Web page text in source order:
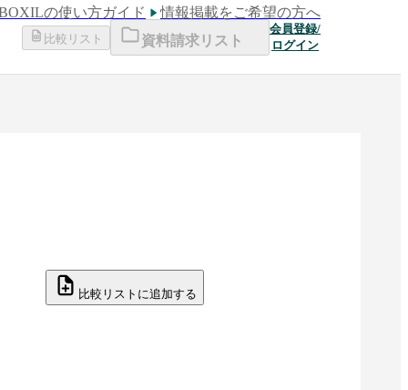
の使い方ガイド
情報掲載をご希望の方へ
比較リスト 資料請求リスト
会員登録/
ログイン
比較リストに追加する